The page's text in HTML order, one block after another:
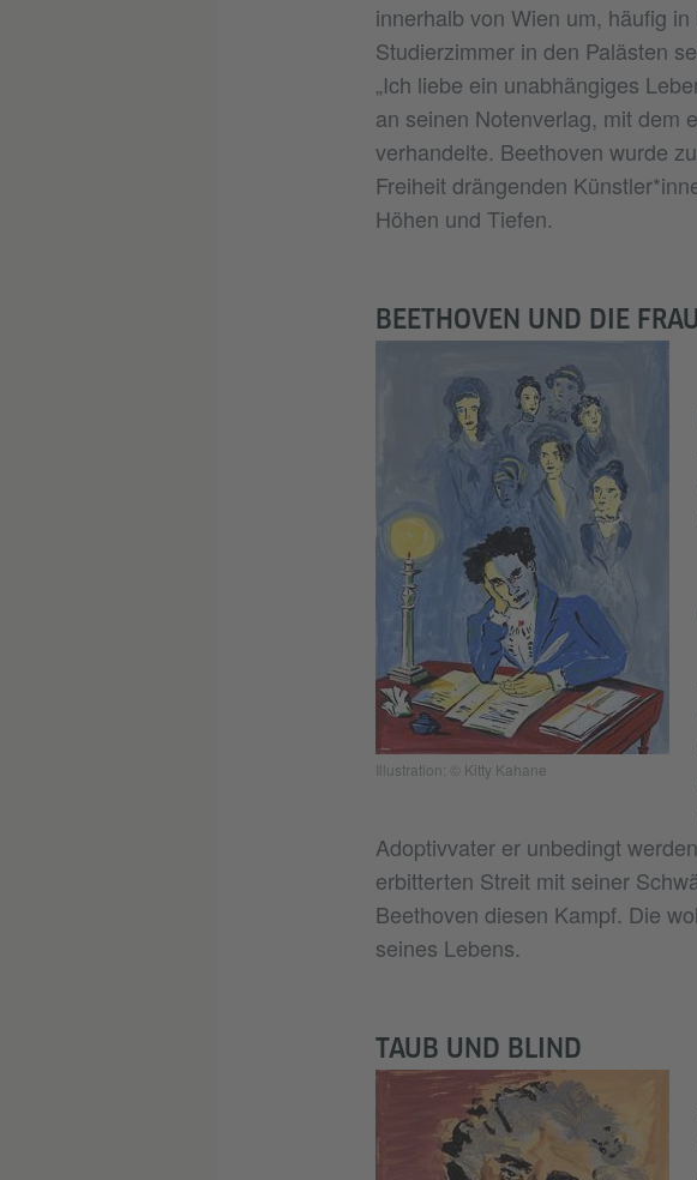
innerhalb von Wien um, häufig in
Studierzimmer in den Palästen
„Ich liebe ein unabhängiges
an seinen Notenverlag, mit dem
verhandelte. Beethoven wurde
Freiheit drängenden
Höhen und Tiefen.
BEETHOVEN UND DIE
Illustration: © Kitty Kahane
Adoptivvater er unbedingt
erbitterten Streit mit seiner
Beethoven diesen Kampf. Die
seines Lebens.
TAUB UND BLIND